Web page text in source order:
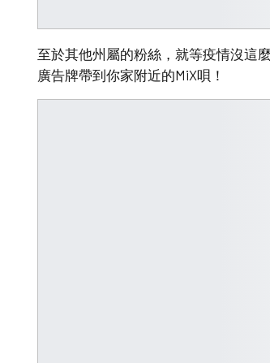
至於其他州屬的粉絲，就等疫情沒這
廣告牌帶到你家附近的MiX唄！